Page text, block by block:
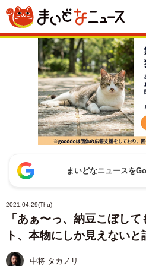
まいどなニュースを
2021.04.29(Thu)
「あぁ〜っ、納豆こぼし
ト、本物にしか見えないと
中将 タカノリ